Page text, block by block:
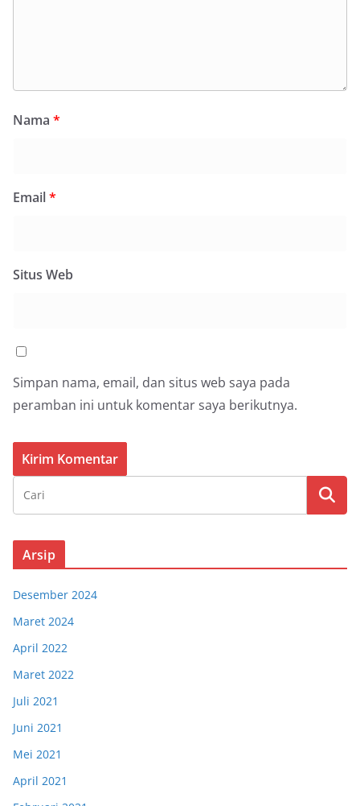
Nama *
Email*
Situs Web
Simpan nama, email, dan situs web saya pada
peramban ini untuk komentar saya berikutnya.
Arsip
Desember 2024
Maret 2024
April 2022
Maret 2022
Juli 2021
Juni 2021
Mei 2021
April 2021